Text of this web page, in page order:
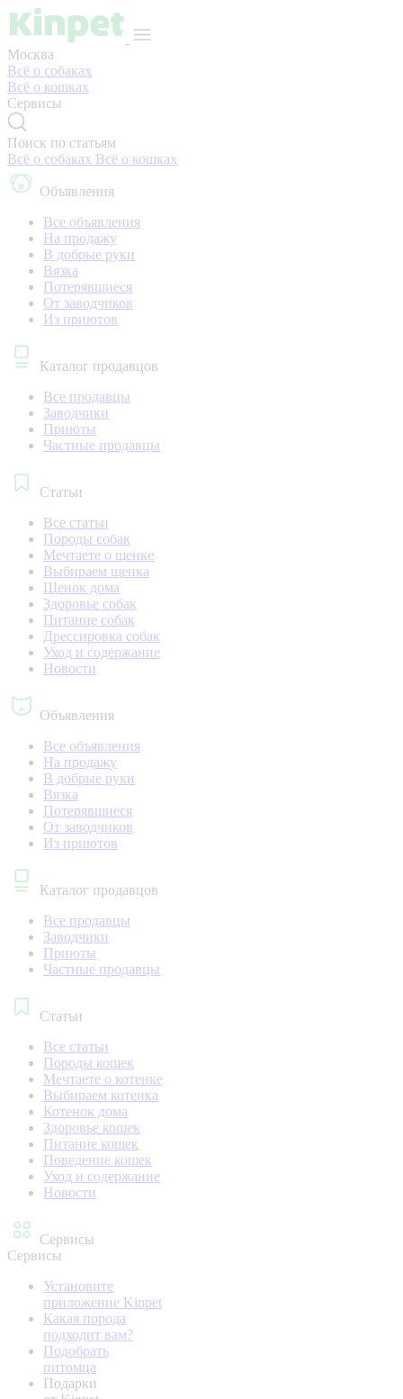
Москва
Всё о собаках
Всё о кошках
Сервисы
Поиск по статьям
Всё о собаках Всё о кошках
Объявления
Все объявления
На продажу
В добрые руки
Вязка
Потерявшиеся
От заводчиков
Из приютов
Каталог продавцов
Все продавцы
Заводчики
Приюты
Частные продавцы
Статьи
Все статьи
Породы собак
Мечтаете о щенке
Выбираем щенка
Щенок дома
Здоровье собак
Питание собак
Дрессировка собак
Уход и содержание
Новости
Объявления
Все объявления
На продажу
В добрые руки
Вязка
Потерявшиеся
От заводчиков
Из приютов
Каталог продавцов
Все продавцы
Заводчики
Приюты
Частные продавцы
Статьи
Все статьи
Породы кошек
Мечтаете о котенке
Выбираем котенка
Котенок дома
Здоровье кошек
Питание кошек
Поведение кошек
Уход и содержание
Новости
Сервисы
Сервисы
Установите
приложение Kinpet
Какая порода
подходит вам?
Подобрать
питомца
Подарки